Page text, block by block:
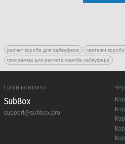
расчет короба для сабвуфера чертежи
программа для расчета короба сабвуфера
Наши контакты
Sub Box
support@subbox.pro